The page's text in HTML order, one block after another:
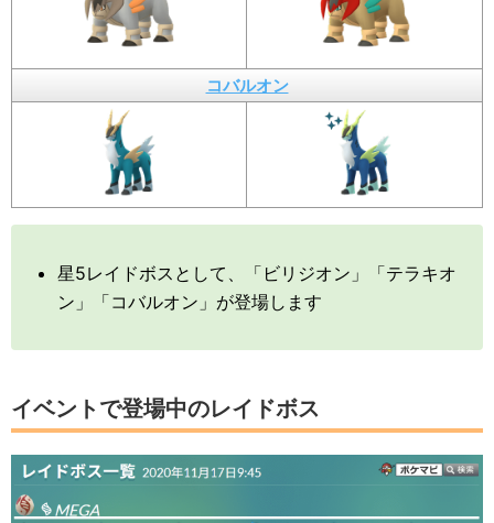
コバルオン
星5レイドボスとして、「ビリジオン」「テラキオ
ン」「コバルオン」が登場します
イベントで登場中のレイドボス